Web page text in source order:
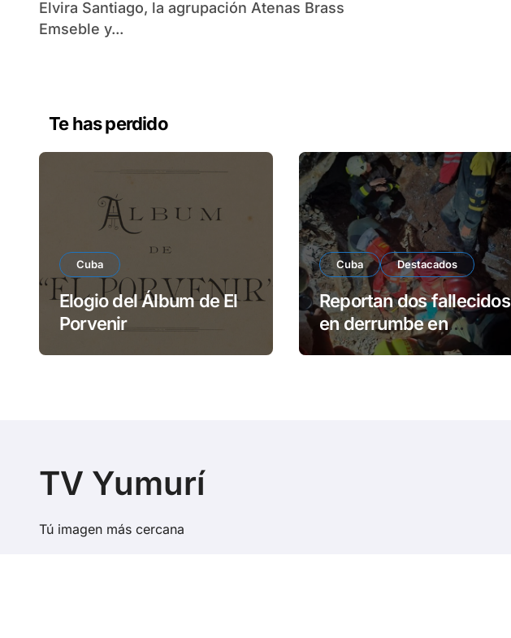
Elvira Santiago, la agrupación Atenas Brass
Emseble y...
Te has perdido
Cuba
Elogio del Álbum de El
Porvenir
Cuba Destacados
Reportan dos fallecidos
en derrumbe en
Remedios
TV Yumurí
Tú imagen más cercana